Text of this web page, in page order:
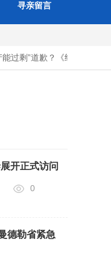
寻亲留言
过剩”道歉？《经济学人》是
开正式访问
0
德勒省紧急